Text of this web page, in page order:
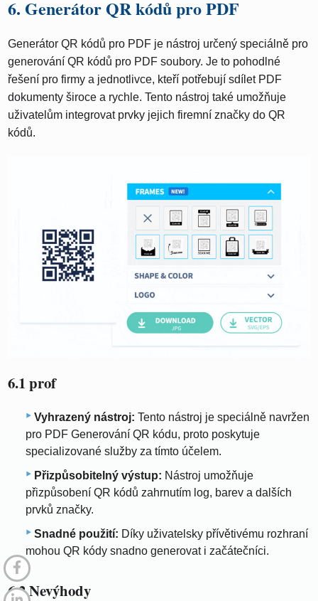
6. Generátor QR kódů pro PDF
Generátor QR kódů pro PDF je nástroj určený speciálně pro
generování QR kódů pro PDF soubory. Je to pohodlné
řešení pro firmy a jednotlivce, kteří potřebují sdílet PDF
dokumenty široce a rychle. Tento nástroj také umožňuje
uživatelům integrovat prvky jejich firemní značky do QR
kódů.
6.1 prof
Vyhrazený nástroj: Tento nástroj je speciálně navržen
pro PDF Generování QR kódu, proto poskytuje
specializované služby za tímto účelem.
Přizpůsobitelný výstup: Nástroj umožňuje
přizpůsobení QR kódů zahrnutím log, barev a dalších
prvků značky.
Snadné použití: Díky uživatelsky přívětivému rozhraní
mohou QR kódy snadno generovat i začátečníci.
6.2 Nevýhody